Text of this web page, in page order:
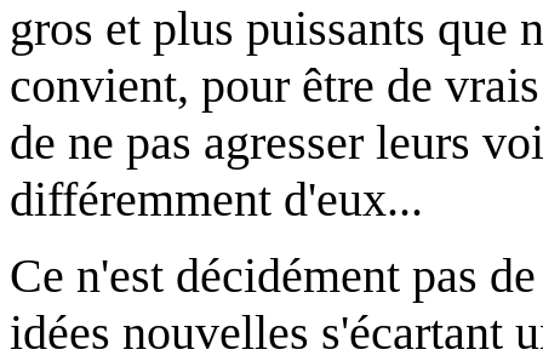
gros et plus puissants que
convient, pour être de
de ne pas agresser leurs
différemment d'eux...
Ce n'est décidément pas
idées nouvelles s'écartant